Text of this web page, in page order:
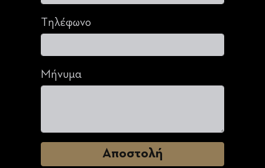
Τηλέφωνο
Μήνυμα